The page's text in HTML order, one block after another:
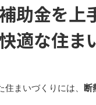
助金を上
適な住ま
まいづくりには、 断